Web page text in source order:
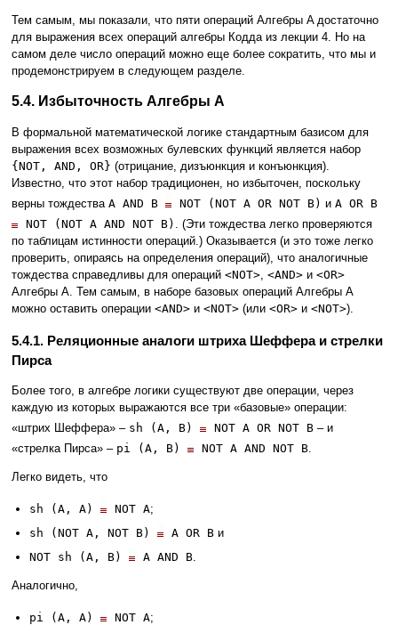
Тем самым, мы показали, что пяти операций Алгебры A достаточно
для выражения всех операций алгебры Кодда из лекции 4. Но на
самом деле число операций можно еще более сократить, что мы и
продемонстрируем в следующем разделе.
5.4. Избыточность Алгебры A
В формальной математической логике стандартным базисом для
выражения всех возможных булевских функций является набор
{NOT, AND, OR} (отрицание, дизъюнкция и конъюнкция).
Известно, что этот набор традиционен, но избыточен, поскольку
верны тождества A AND B NOT (NOT A OR NOT B) и A OR B
NOT (NOT A AND NOT B)
. (Эти тождества легко проверяются
по таблицам истинности операций.) Оказывается (и это тоже легко
проверить, опираясь на определения операций), что аналогичные
тождества справедливы для операций <NOT> <AND> и <OR>
Алгебры A. Тем самым, в наборе базовых операций Алгебры A
можно оставить операции <AND> и <NOT> (или <OR> и <NOT>).
5.4.1. Реляционные аналоги штриха Шеффера и стрелки
Пирса
Более того, в алгебре логики существуют две операции, через
каждую из которых выражаются все три «базовые» операции:
«штрих Шеффера» – sh (A, B) NOT A OR NOT B – и
«стрелка Пирса» – pi (A, B) NOT A AND NOT B
Легко видеть, что
sh (A, A) NOT A;
sh (NOT A, NOT B)
A OR B и
NOT sh (A, B)
A AND B
Аналогично,
pi (A, A) NOT A;